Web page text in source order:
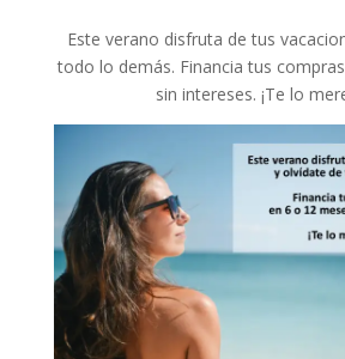
Este verano disfruta de tus
todo lo demás. Financia tus
sin intereses. ¡Te lo